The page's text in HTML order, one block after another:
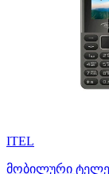
ITEL
მობილური